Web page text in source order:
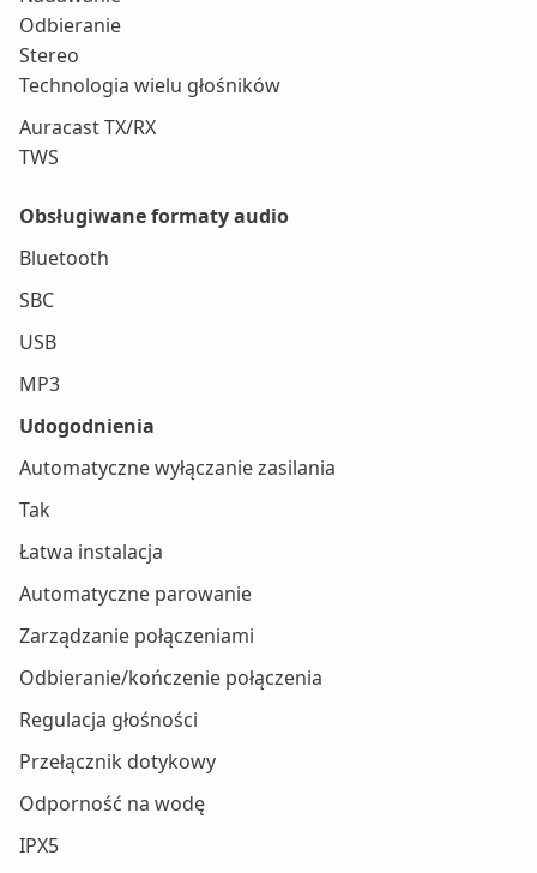
Odbieranie
Stereo
Technologia wielu głośników
Auracast TX/RX
TWS
Obsługiwane formaty audio
Bluetooth
SBC
USB
MP3
Udogodnienia
Automatyczne wyłączanie zasilania
Tak
Łatwa instalacja
Automatyczne parowanie
Zarządzanie połączeniami
Odbieranie/kończenie połączenia
Regulacja głośności
Przełącznik dotykowy
Odporność na wodę
IPX5